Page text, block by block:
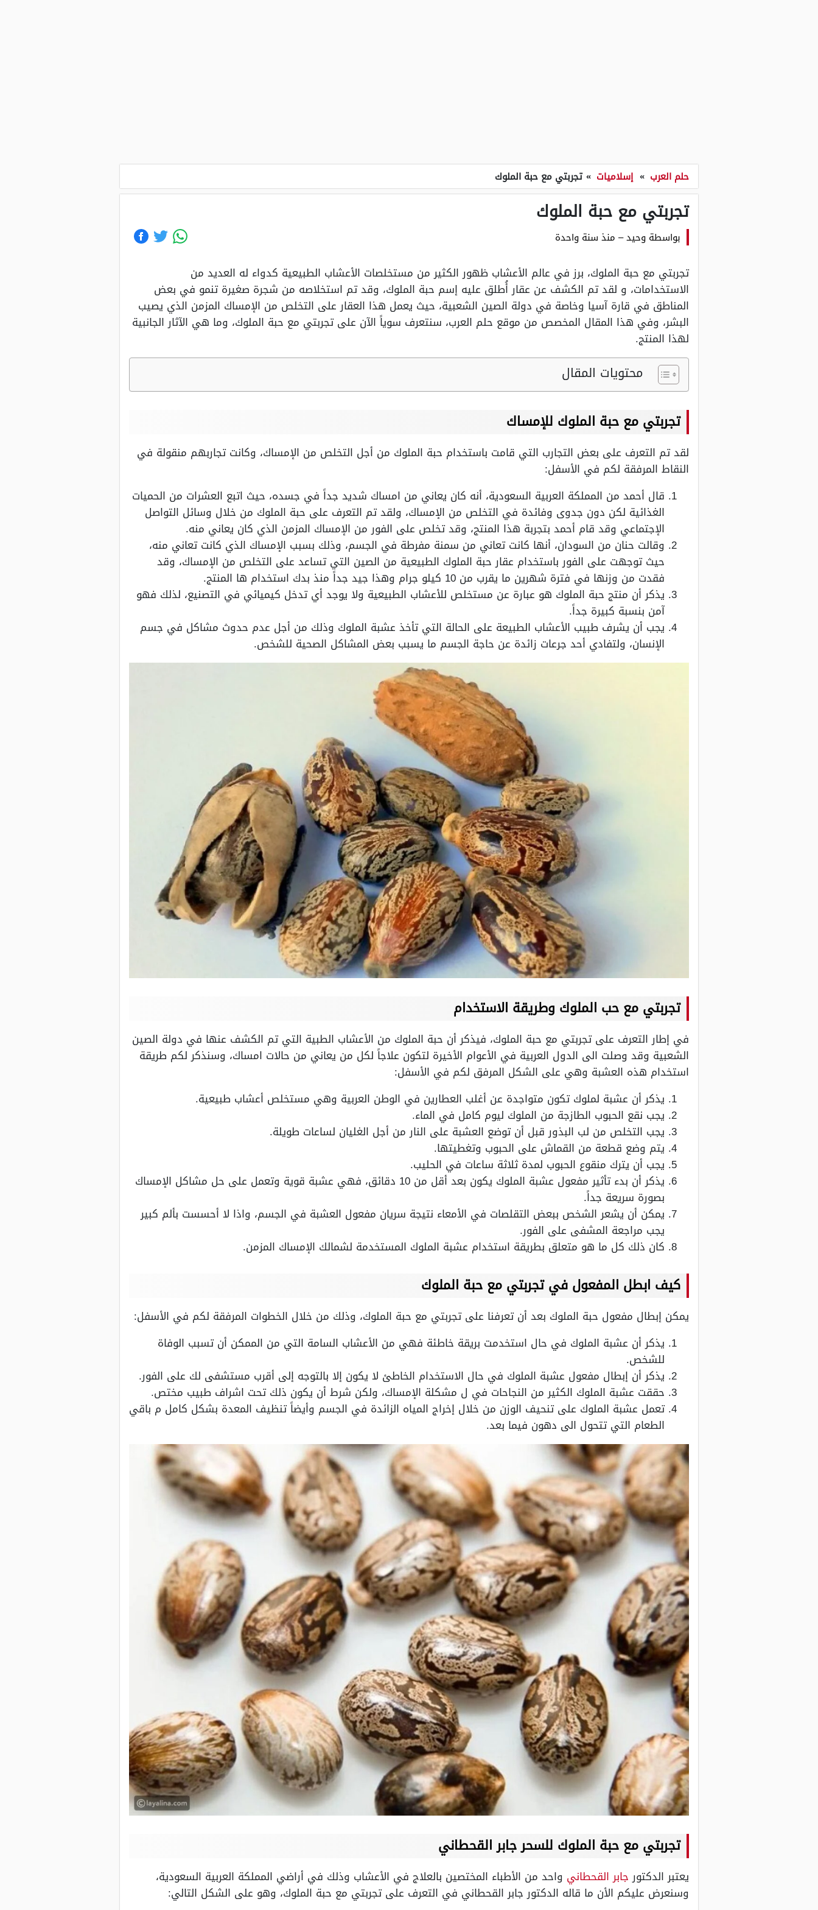
حلم العرب » إسلاميات » تجربتي مع حبة الملوك
تجربتي مع حبة الملوك
بواسطة وحيد– منذ سنة واحدة
تجربتي مع حبة الملوك، برز في عالم الأعشاب ظهور الكثير من مستخلصات الأعشاب الطبيعية كدواء له العديد من
الاستخدامات، و لقد تم الكشف عن عقار أُطلق عليه إسم حبة الملوك، وقد تم استخلاصه من شجرة صغيرة تنمو في بعض
المناطق في قارة آسيا وخاصة في دولة الصين الشعبية، حيث يعمل هذا العقار على التخلص من الإمساك المزمن الذي يصيب
البشر، وفي هذا المقال المخصص من موقع حلم العرب، سنتعرف سوياً الآن على تجربتي مع حبة الملوك، وما هي الآثار الجانبية
لهذا المنتج.
محتويات المقال
تجربتي مع حبة الملوك للإمساك
لقد تم التعرف على بعض التجارب التي قامت باستخدام حبة الملوك من أجل التخلص من الإمساك، وكانت تجاربهم منقولة في
النقاط المرفقة لكم في الأسفل:
قال أحمد من المملكة العربية السعودية، أنه كان يعاني من امساك شديد جداً في جسده، حيث اتبع العشرات من الحميات
الغذائية لكن دون جدوى وفائدة في التخلص من الإمساك، ولقد تم التعرف على حبة الملوك من خلال وسائل التواصل
الإجتماعي وقد قام أحمد بتجربة هذا المنتج، وقد تخلص على الفور من الإمساك المزمن الذي كان يعاني منه.
وقالت حنان من السودان، أنها كانت تعاني من سمنة مفرطة في الجسم، وذلك بسبب الإمساك الذي كانت تعاني منه،
حيث توجهت على الفور باستخدام عقار حبة الملوك الطبيعية من الصين التي تساعد على التخلص من الإمساك، وقد
فقدت من وزنها في فترة شهرين ما يقرب من 10 كيلو جرام وهذا جيد جداً منذ بدك استخدام ها المنتج.
يذكر أن منتج حبة الملوك هو عبارة عن مستخلص للأعشاب الطبيعية ولا يوجد أي تدخل كيميائي في التصنيع، لذلك فهو
آمن بنسبة كبيرة جداً.
يجب أن يشرف طبيب الأعشاب الطبيعة على الحالة التي تأخذ عشبة الملوك وذلك من أجل عدم حدوث مشاكل في جسم
الإنسان، ولتفادي أحد جرعات زائدة عن حاجة الجسم ما يسبب بعض المشاكل الصحية للشخص.
تجربتي مع حب الملوك وطريقة الاستخدام
في إطار التعرف على تجربتي مع حبة الملوك، فيذكر أن حبة الملوك من الأعشاب الطبية التي تم الكشف عنها في دولة الصين
الشعبية وقد وصلت الى الدول العربية في الأعوام الأخيرة لتكون علاجاً لكل من يعاني من حالات امساك، وسنذكر لكم طريقة
استخدام هذه العشبة وهي على الشكل المرفق لكم في الأسفل:
يذكر أن عشبة لملوك تكون متواجدة عن أغلب العطارين في الوطن العربية وهي مستخلص أعشاب طبيعية.
يجب نقع الحبوب الطازجة من الملوك ليوم كامل في الماء.
يجب التخلص من لب البذور قبل أن توضع العشبة على النار من أجل الغليان لساعات طويلة.
يتم وضع قطعة من القماش على الحبوب وتغطيتها.
يجب أن يترك منقوع الحبوب لمدة ثلاثة ساعات في الحليب.
يذكر أن بدء تأثير مفعول عشبة الملوك يكون بعد أقل من 10 دقائق، فهي عشبة قوية وتعمل على حل مشاكل الإمساك
بصورة سريعة جداً.
يمكن أن يشعر الشخص ببعض التقلصات في الأمعاء نتيجة سريان مفعول العشبة في الجسم، واذا لا أحسست بألم كبير
يجب مراجعة المشفى على الفور.
كان ذلك كل ما هو متعلق بطريقة استخدام عشبة الملوك المستخدمة لشمالك الإمساك المزمن.
كيف ابطل المفعول في تجربتي مع حبة الملوك
يمكن إبطال مفعول حبة الملوك بعد أن تعرفنا على تجربتي مع حبة الملوك، وذلك من خلال الخطوات المرفقة لكم في الأسفل:
يذكر أن عشبة الملوك في حال استخدمت بريقة خاطئة فهي من الأعشاب السامة التي من الممكن أن تسبب الوفاة
للشخص.
يذكر أن إبطال مفعول عشبة الملوك في حال الاستخدام الخاطئ لا يكون إلا بالتوجه إلى أقرب مستشفى لك على الفور.
حققت عشبة الملوك الكثير من النجاحات في ل مشكلة الإمساك، ولكن شرط أن يكون ذلك تحت اشراف طبيب مختص.
تعمل عشبة الملوك على تنحيف الوزن من خلال إخراج المياه الزائدة في الجسم وأيضاً تنظيف المعدة بشكل كامل م باقي
الطعام التي تتحول الى دهون فيما بعد.
تجربتي مع حبة الملوك للسحر جابر القحطاني
يعتبر الدكتورجابر القحطاني واحد من الأطباء المختصين بالعلاج في الأعشاب وذلك في أراضي المملكة العربية السعودية،
وسنعرض عليكم الأن ما قاله الدكتور جابر القحطاني في التعرف على تجربتي مع حبة الملوك، وهو على الشكل التالي: